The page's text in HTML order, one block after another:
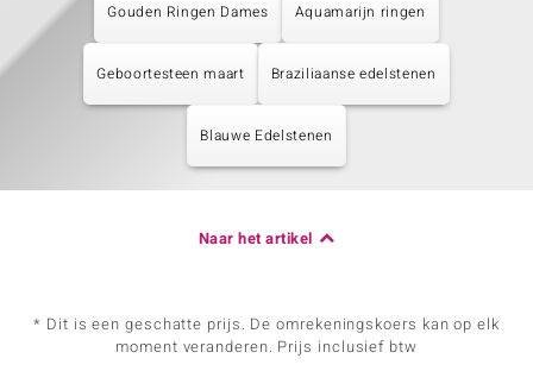
Gouden Ringen Dames Aquamarijn ringen
Geboortesteen maart Braziliaanse edelstenen
Blauwe Edelstenen
Naar het artikel
* Dit is een geschatte prijs. De omrekeningskoers kan op elk
moment veranderen. Prijs inclusief btw